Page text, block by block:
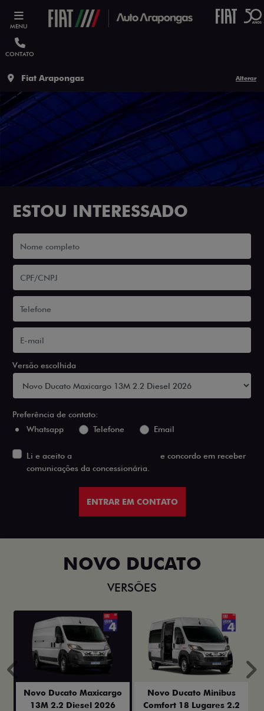
MENU
CONTATO
Fiat Arapongas Alterar
ESTOU INTERESSADO
Versão escolhida
Preferência de contato:
Whatsapp
Telefone Email
Li e aceito a
e concordo em receber
comunicações da concessionária.
ENTRAR EM CONTATO
NOVO DUCATO
VERSÕES
Novo Ducato Maxicargo
13M 2.2 Diesel 2026
Novo Ducato Minibus
Comfort 18 Lugares 2.2
Anterior